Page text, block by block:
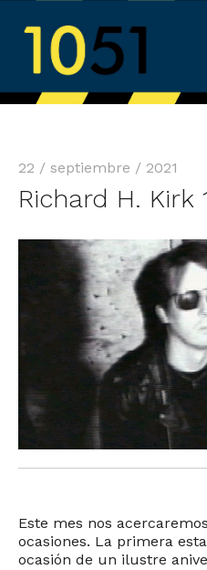
22 / septiembre / 2021
Richard H. Kirk
Este mes nos
ocasiones. La primera
ocasión de un ilustre